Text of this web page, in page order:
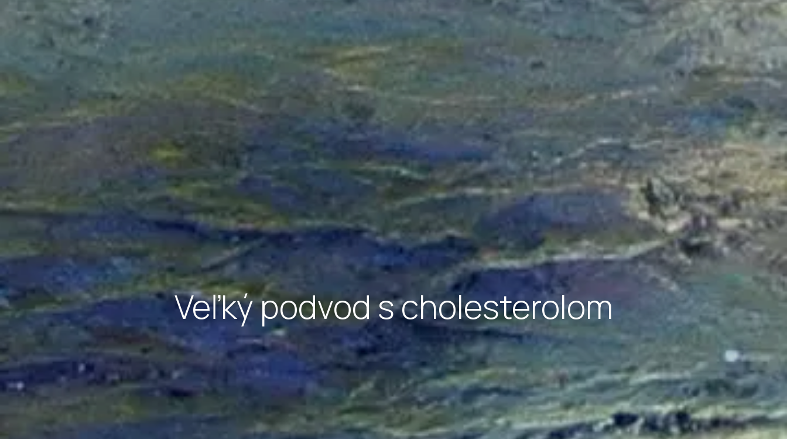
Veľký podvod s cholesterolom